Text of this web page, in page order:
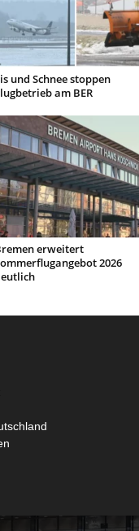
und Schnee stoppen
am BER
erweitert
2026